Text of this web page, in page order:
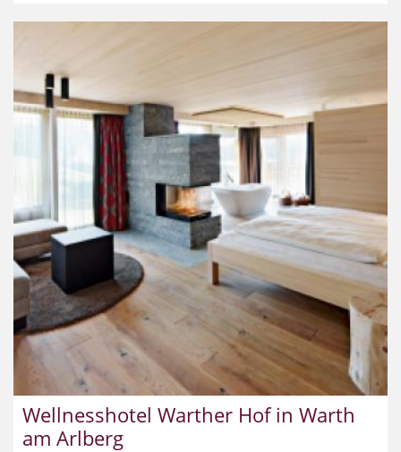
Wellnesshotel Warther Hof in Warth
am Arlberg